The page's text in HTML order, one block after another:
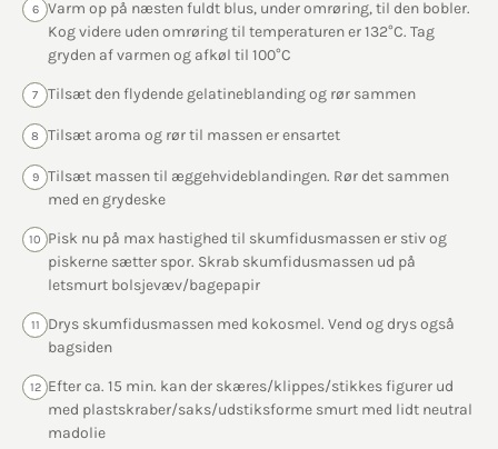
6
Varm op på næsten fuldt blus, under omrøring, til den bobler.
Kog videre uden omrøring til temperaturen er 132°C. Tag
gryden af varmen og afkøl til 100°C
7 Tilsæt den flydende gelatineblanding og rør sammen
8 Tilsæt aroma og rør til massen er ensartet
9
Tilsæt massen til æggehvideblandingen. Rør det sammen
med en grydeske
10
Pisk nu på max hastighed til skumfidusmassen er stiv og
piskerne sætter spor. Skrab skumfidusmassen ud på
letsmurt bolsjevæv/bagepapir
11
Drys skumfidusmassen med kokosmel. Vend og drys også
bagsiden
12 Efter ca. 15 min. kan der skæres/klippes/stikkes figurer ud
med plastskraber/saks/udstiksforme smurt med lidt neutral
madolie